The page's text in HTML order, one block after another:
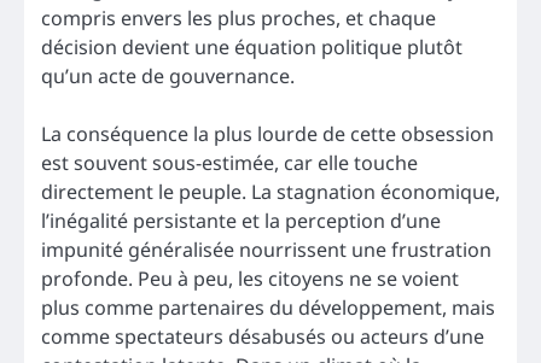
compris envers les plus proches, et chaque
décision devient une équation politique plutôt
qu’un acte de gouvernance.
La conséquence la plus lourde de cette obsession
est souvent sous-estimée, car elle touche
directement le peuple. La stagnation économique,
l’inégalité persistante et la perception d’une
impunité généralisée nourrissent une frustration
profonde. Peu à peu, les citoyens ne se voient
plus comme partenaires du développement, mais
comme spectateurs désabusés ou acteurs d’une